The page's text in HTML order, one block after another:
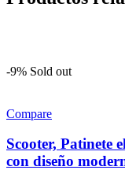
-9% Sold out
Compare
Scooter, Patinete
con diseño